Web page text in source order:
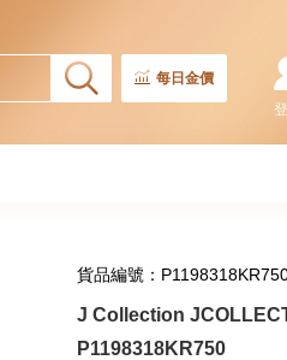
每日金價
貨品編號：
J Collection
P1198318KR750
J
天然鑽飾
RDDI 0.32